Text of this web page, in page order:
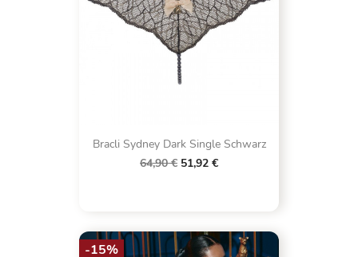
Bracli Sydney Dark Single Schwarz
64,90 € 51,92 €
-15%